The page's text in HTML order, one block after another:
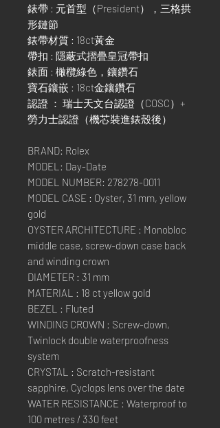
錶帶 : 元首型（President），三格拱
形鏈節
錶帶材質 : 18ct黃金
帶扣 : 隱蔽式摺疊皇冠帶扣
錶面 : 橄欖綠色，鑲鑽石
寶石鑲嵌 : 18ct金鑲鑽石
認證 ： 瑞士天文台認證（COSC）+
勞力士認證（機芯裝進錶殼後）
BRAND: Rolex
MODEL: Day-Date
MODEL NUMBER: 278278-0011
MODEL CASE : Oyster, 31 mm, yellow
gold
OYSTER ARCHITECTURE : Monobloc
middle case, screw-down case back
and winding crown
DIAMETER : 31 mm
MATERIAL : 18 ct yellow gold
BEZEL : Fluted
WINDING CROWN : Screw-down,
Twinlock double waterproofness
system
CRYSTAL : Scratch-resistant
sapphire, Cyclops lens over the date
WATER RESISTANCE : Waterproof to
100 metres / 330 feet